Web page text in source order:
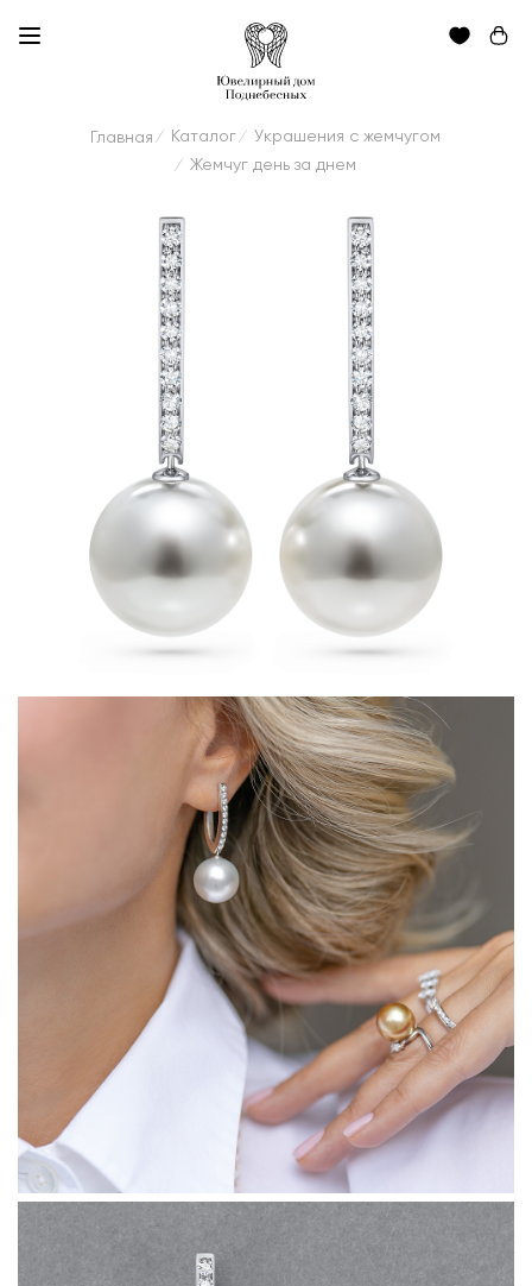
Главная / Каталог / Украшения с жемчугом
/ Жемчуг день за днем